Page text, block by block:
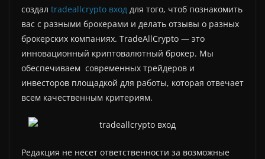
создал tradeallcrypto вход для того, чтоб познакомить
вас с разными брокерами и делать отзывы о разных
брокерских компаниях. TradeAllCrypto — это
инновационный криптовалютный брокер. Мы
обеспечиваем современных трейдеров и
инвесторов площадкой для работы, которая отвечает
всем качественным критериям.
Редакция не несет ответственности за возможные